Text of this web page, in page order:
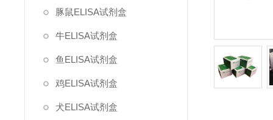
豚鼠ELISA试剂盒
牛ELISA试剂盒
鱼ELISA试剂盒
鸡ELISA试剂盒
犬ELISA试剂盒